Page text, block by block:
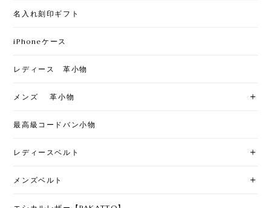
名入れ刻印ギフト
iPhoneケース
レディース 革小物
メンズ 革小物
最高級コードバン小物
レディースベルト
メンズベルト